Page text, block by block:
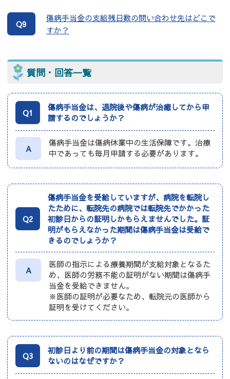
Q9
傷病手当金の支給残日数の問い合わせ先はどこで
すか？
質問・回答一覧
Q1
傷病手当金は、退院後や傷病が治癒してから申
請するのでしょうか？
A
傷病手当金は傷病休業中の生活保障です。治療
中であっても毎月申請する必要があります。
Q2
傷病手当金を受給していますが、病院を転院し
たために、転院先の病院では転院先でかかった
初診日からの証明しかもらえませんでした。証
明がもらえなかった期間は傷病手当金は受給で
きるのでしょうか？
A
医師の指示による療養期間が支給対象となるた
め、医師の労務不能の証明がない期間は傷病手
当金を受給できません。
※医師の証明が必要なため、転院元の医師から
証明を受けてください。
Q3
初診日より前の期間は傷病手当金の対象となら
ないのはなぜですか？